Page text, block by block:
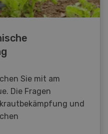
Sie mit am
Die Fragen
und